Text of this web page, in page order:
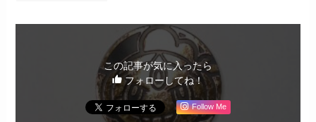
この記事が気に入ったら
フォローしてね！
Follow Me